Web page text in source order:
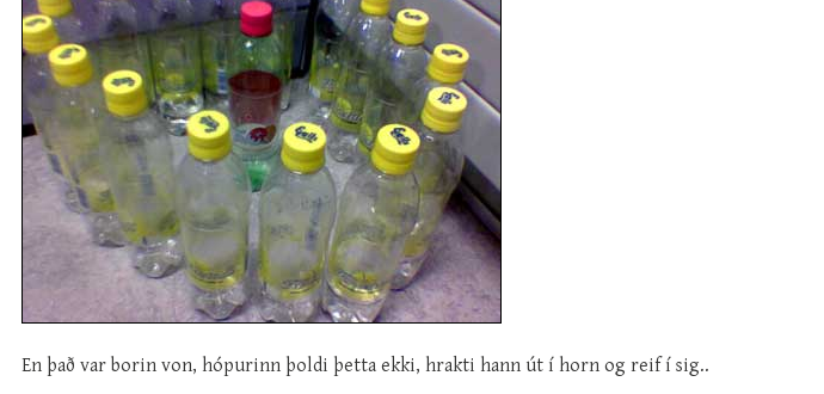
En það var borin von, hópurinn þoldi þetta ekki, hrakti hann út í horn og reif í sig..